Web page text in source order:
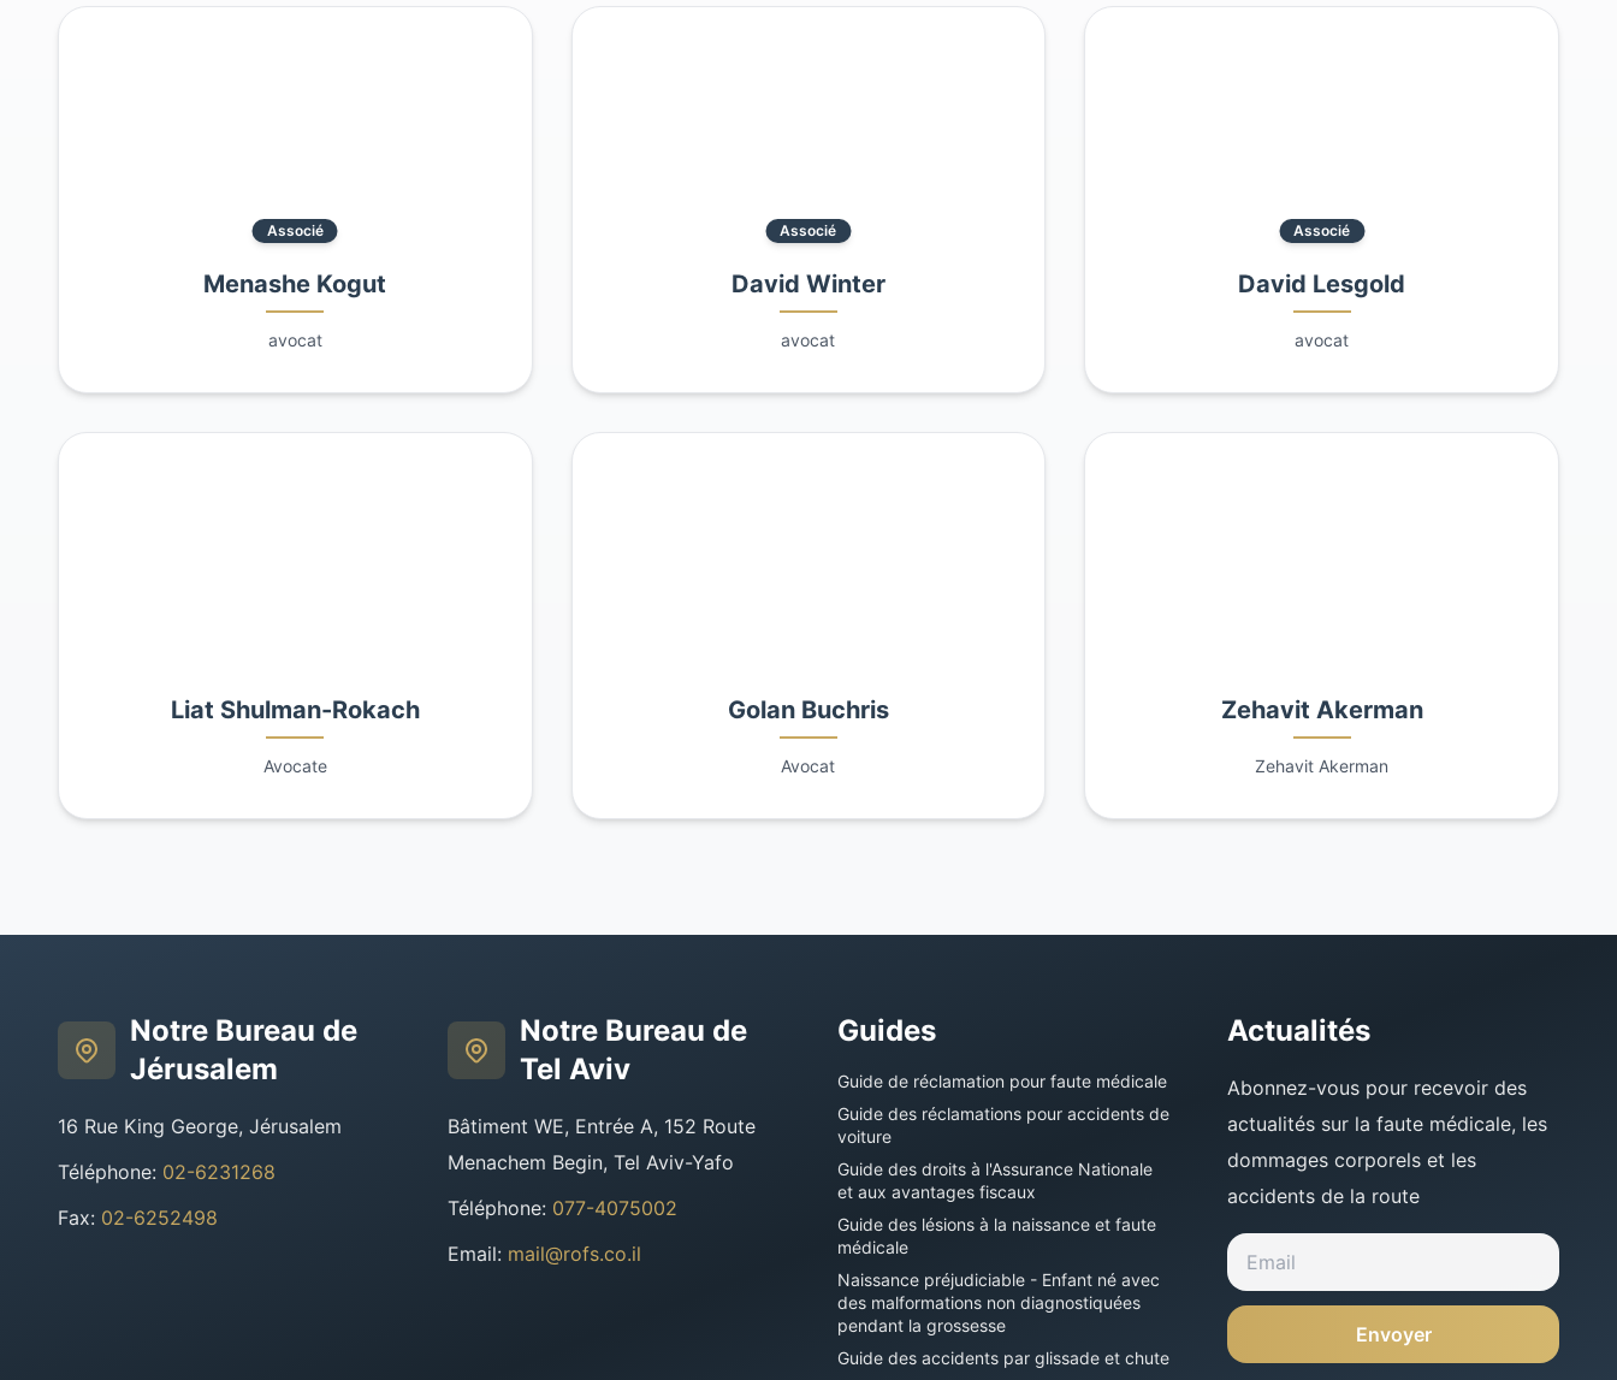
Associé
Menashe Kogut
avocat
Associé
David Winter
avocat
Associé
David Lesgold
avocat
Liat Shulman-Rokach
Avocate
Golan Buchris
Avocat
Zehavit Akerman
Zehavit Akerman
Notre Bureau de
Jérusalem
16 Rue King George, Jérusalem
Téléphone: 02-6231268
Fax: 02-6252498
Notre Bureau de
Tel Aviv
Bâtiment WE, Entrée A, 152 Route
Menachem Begin, Tel Aviv-Yafo
Téléphone: 077-4075002
Email: mail@rofs.co.il
Guides
Guide de réclamation pour faute médicale
Guide des réclamations pour accidents de
voiture
Guide des droits à l'Assurance Nationale
et aux avantages fiscaux
Guide des lésions à la naissance et faute
médicale
Naissance préjudiciable - Enfant né avec
des malformations non diagnostiquées
pendant la grossesse
Guide des accidents par glissade et chute
Actualités
Abonnez-vous pour recevoir des
actualités sur la faute médicale, les
dommages corporels et les
accidents de la route
Envoyer
Contactez-Nous